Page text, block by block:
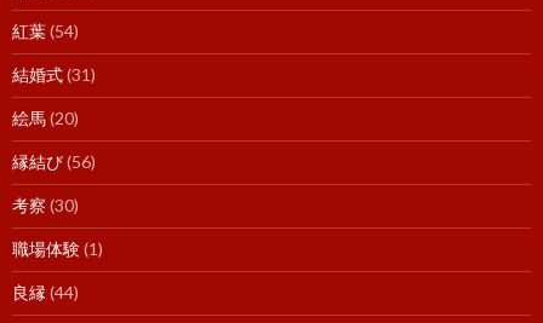
紅葉(54)
結婚式(31)
絵馬(20)
縁結び(56)
考察 (30)
職場体験(1)
良縁 (44)